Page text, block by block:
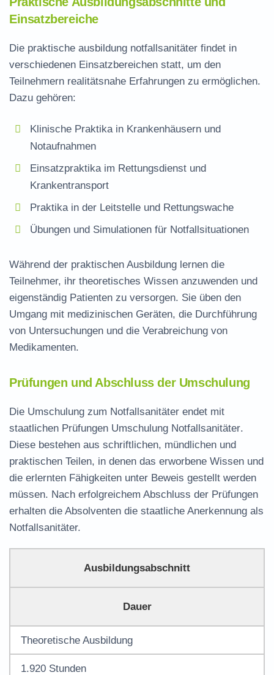
Einsatzbereiche
Die praktische ausbildung notfallsanitäter findet in
verschiedenen Einsatzbereichen statt, um den
Teilnehmern realitätsnahe Erfahrungen zu ermöglichen.
Dazu gehören:
Klinische Praktika in Krankenhäusern und
Notaufnahmen
Einsatzpraktika im Rettungsdienst und
Krankentransport
Praktika in der Leitstelle und Rettungswache
Übungen und Simulationen für Notfallsituationen
Während der praktischen Ausbildung lernen die
Teilnehmer, ihr theoretisches Wissen anzuwenden und
eigenständig Patienten zu versorgen. Sie üben den
Umgang mit medizinischen Geräten, die Durchführung
von Untersuchungen und die Verabreichung von
Medikamenten.
Prüfungen und Abschluss der Umschulung
Die Umschulung zum Notfallsanitäter endet mit
staatlichen Prüfungen Umschulung Notfallsanitäter.
Diese bestehen aus schriftlichen, mündlichen und
praktischen Teilen, in denen das erworbene Wissen und
die erlernten Fähigkeiten unter Beweis gestellt werden
müssen. Nach erfolgreichem Abschluss der Prüfungen
erhalten die Absolventen die staatliche Anerkennung als
Notfallsanitäter.
Ausbildungsabschnitt
Dauer
Theoretische Ausbildung
1.920 Stunden